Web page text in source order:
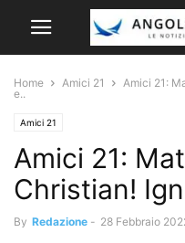
Home Amici 21
Amici 21:
e..
Amici 21
Amici 21:
Christian!
By Redazione - 28 Febbraio